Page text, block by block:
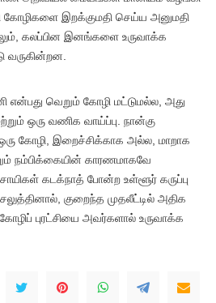
இறக்குமதி செய்ய அனுமதி
கலப்பின இனங்களை உருவாக்க
வருகின்றன.
வெறும் கோழி மட்டுமல்ல, அது
ஒரு வணிக வாய்ப்பு. நான்கு
கோழி, இறைச்சிக்காக அல்ல, மாறாக
நம்பிக்கையின் காரணமாகவே
கடக்நாத் போன்ற உள்ளூர் கருப்பு
குறைந்த முதலீட்டில் அதிக
கோழிப் புரட்சியை அவர்களால் உருவாக்க